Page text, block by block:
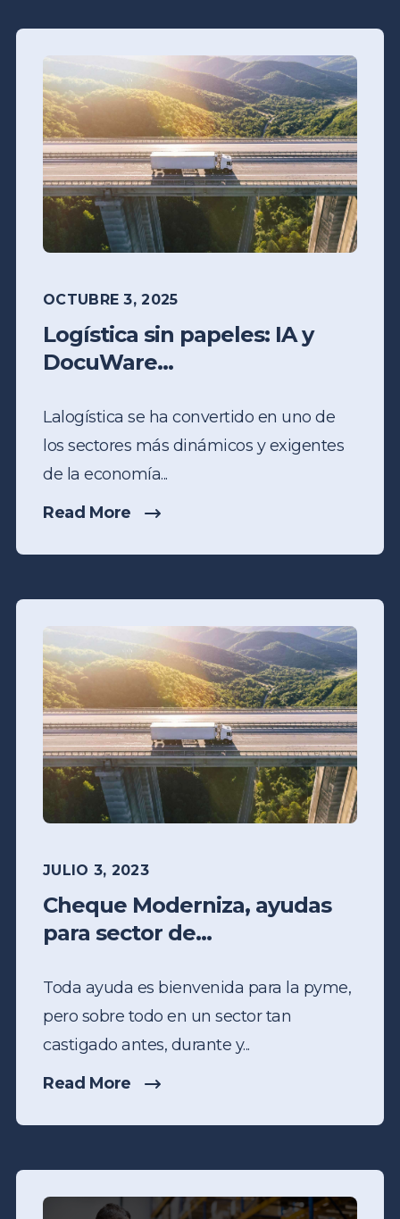
OCTUBRE 3, 2025
Logística sin papeles: IA y
DocuWare...
La logística se ha convertido en uno de
los sectores más dinámicos y exigentes
de la economía...
Read More
JULIO 3, 2023
Cheque Moderniza, ayudas
para sector de...
Toda ayuda es bienvenida para la pyme,
pero sobre todo en un sector tan
castigado antes, durante y...
Read More